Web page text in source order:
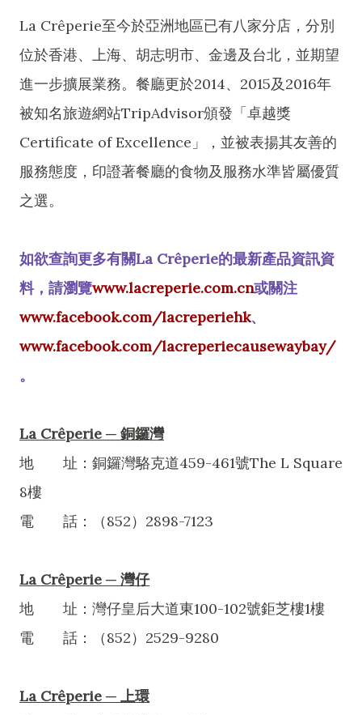
La Crêperie至今於亞洲地區已有八家分店，分別
位於香港、上海、胡志明市、金邊及台北，並期望
進一步擴展業務。餐廳更於2014、2015及2016年
被知名旅遊網站TripAdvisor頒發「卓越獎
Certificate of Excellence」，並被表揚其友善的
服務態度，印證著餐廳的食物及服務水準皆屬優質
之選。
如欲查詢更多有關La Crêperie的最新產品資訊資
料，請瀏覽www.lacreperie.com.cn或關注
www.facebook.com/lacreperiehk、
www.facebook.com/lacreperiecausewaybay/
。
La Crêperie ─ 銅鑼灣
地 址：銅鑼灣駱克道459-461號The L Square
8樓
電 話：（852）2898-7123
La Crêperie ─ 灣仔
地 址：灣仔皇后大道東100-102號鉅芝樓1樓
電 話：（852）2529-9280
La Crêperie ─ 上環